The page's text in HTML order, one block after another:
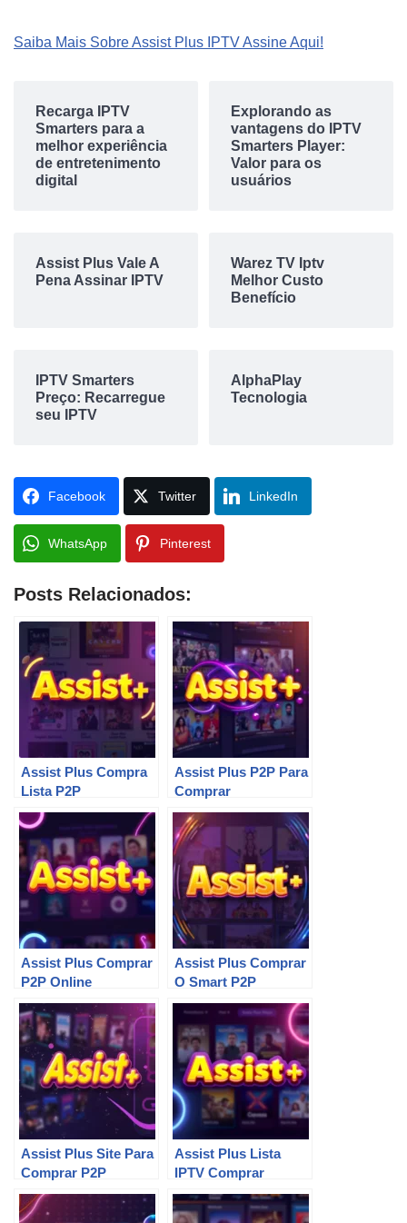
Saiba Mais Sobre Assist Plus IPTV Assine Aqui!
Recarga IPTV
Smarters para a
melhor experiência
de entretenimento
digital
Explorando as
vantagens do IPTV
Smarters Player:
Valor para os
usuários
Assist Plus Vale A
Pena Assinar IPTV
Warez TV Iptv
Melhor Custo
Benefício
IPTV Smarters
Preço: Recarregue
seu IPTV
AlphaPlay
Tecnologia
Facebook Twitter LinkedIn
WhatsApp Pinterest
Posts Relacionados:
Assist Plus Compra
Lista P2P
Assist Plus P2P Para
Comprar
Assist Plus Comprar
P2P Online
Assist Plus Comprar
O Smart P2P
Assist Plus Site Para
Comprar P2P
Assist Plus Lista
IPTV Comprar